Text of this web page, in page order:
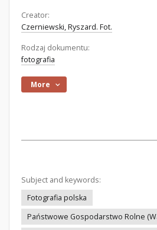
Creator:
Czerniewski, Ryszard. Fot.
Rodzaj dokumentu:
fotografia
More
Subject and keywords:
Fotografia polska
Państwowe Gospodarstwo Rolne